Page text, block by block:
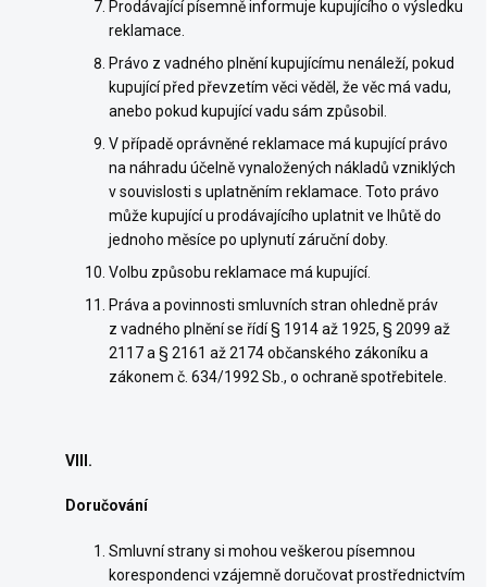
Prodávající písemně informuje kupujícího o výsledku
reklamace.
Právo z vadného plnění kupujícímu nenáleží, pokud
kupující před převzetím věci věděl, že věc má vadu,
anebo pokud kupující vadu sám způsobil.
V případě oprávněné reklamace má kupující právo
na náhradu účelně vynaložených nákladů vzniklých
v souvislosti s uplatněním reklamace. Toto právo
může kupující u prodávajícího uplatnit ve lhůtě do
jednoho měsíce po uplynutí záruční doby.
Volbu způsobu reklamace má kupující.
Práva a povinnosti smluvních stran ohledně práv
z vadného plnění se řídí § 1914 až 1925, § 2099 až
2117 a § 2161 až 2174 občanského zákoníku a
zákonem č. 634/1992 Sb., o ochraně spotřebitele.
VIII.
Doručování
Smluvní strany si mohou veškerou písemnou
korespondenci vzájemně doručovat prostřednictvím